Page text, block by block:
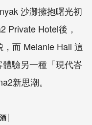
沙灘擁抱曙光初
Private Hotel後，
而 Melanie Hall 這
驗另一種「現代峇
新思潮。
│